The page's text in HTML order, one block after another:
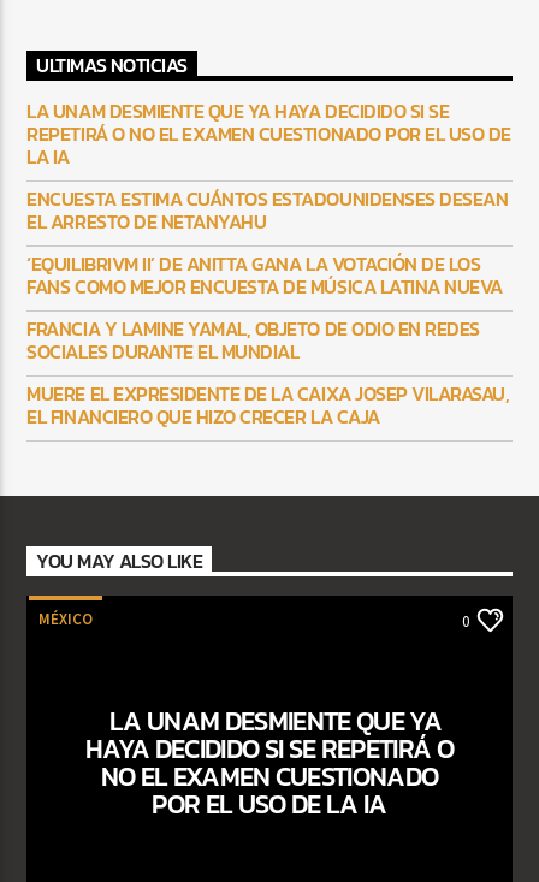
ULTIMAS NOTICIAS
LA UNAM DESMIENTE QUE YA HAYA DECIDIDO SI SE
REPETIRÁ O NO EL EXAMEN CUESTIONADO POR EL USO DE
LA IA
ENCUESTA ESTIMA CUÁNTOS ESTADOUNIDENSES DESEAN
EL ARRESTO DE NETANYAHU
‘EQUILIBRIVM II’ DE ANITTA GANA LA VOTACIÓN DE LOS
FANS COMO MEJOR ENCUESTA DE MÚSICA LATINA NUEVA
FRANCIA Y LAMINE YAMAL, OBJETO DE ODIO EN REDES
SOCIALES DURANTE EL MUNDIAL
MUERE EL EXPRESIDENTE DE LA CAIXA JOSEP VILARASAU,
EL FINANCIERO QUE HIZO CRECER LA CAJA
YOU MAY ALSO LIKE
MÉXICO 0
LA UNAM DESMIENTE QUE YA
HAYA DECIDIDO SI SE REPETIRÁ O
NO EL EXAMEN CUESTIONADO
POR EL USO DE LA IA